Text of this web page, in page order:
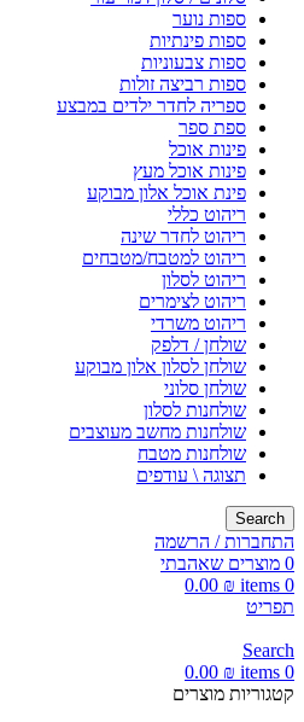
ספות נוער
ספות פינתיות
ספות צבעוניות
ספות רביצה זולות
ספריה לחדר ילדים במבצע
ספת ספר
פינות אוכל
פינות אוכל מעץ
פינת אוכל אלון מבוקע
ריהוט כללי
ריהוט לחדר שינה
ריהוט למטבח/מטבחים
ריהוט לסלון
ריהוט לצימרים
ריהוט משרדי
שולחן / דלפק
שולחן לסלון אלון מבוקע
שולחן סלוני
שולחנות לסלון
שולחנות מחשב מעוצבים
שולחנות מטבח
תצוגה \ עודפים
Search
התחברות / הרשמה
0 מוצרים שאהבתי
0
items
0.00 ₪
תפריט
Search
0
items
0.00 ₪
קטגוריות מוצרים